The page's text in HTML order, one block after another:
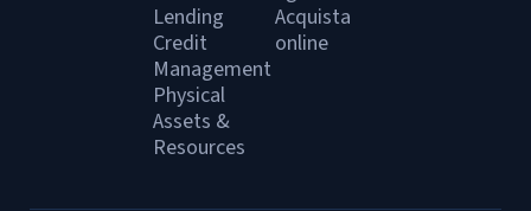
Lending
Credit
Management
Physical
Assets &
Resources
Acquista
online